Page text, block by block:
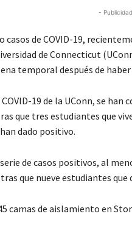
-
casos de COVID-19,
de Connecticut
temporal después de
19 de la UConn, se
que tres estudiantes que
dado positivo.
de casos positivos, al
que nueve estudiantes
camas de aislamiento en